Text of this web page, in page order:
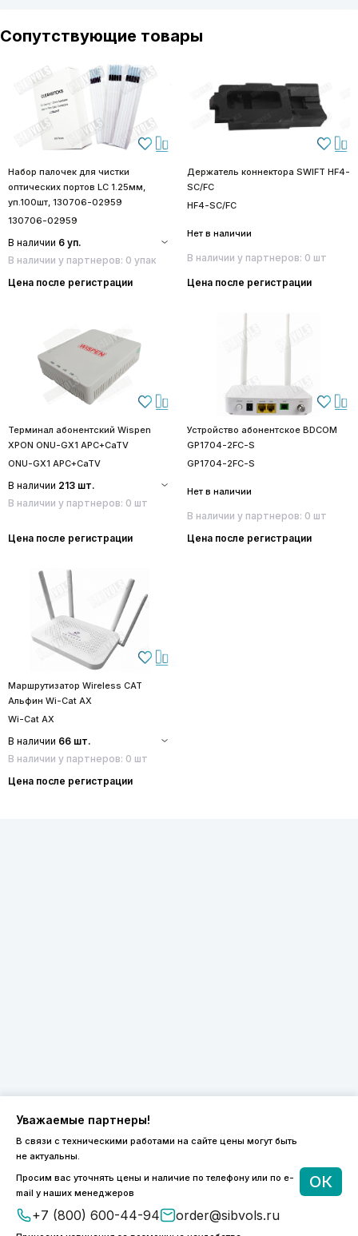
Сопутствующие товары
Набор палочек для чистки
оптических портов LC 1.25мм,
уп.100шт, 130706-02959
130706-02959
В наличии 6 уп.
В наличии у партнеров: 0 упак
Цена после регистрации
Держатель коннектора SWIFT HF4-
SC/FC
HF4-SC/FC
Нет в наличии
В наличии у партнеров: 0 шт
Цена после регистрации
Терминал абонентский Wispen
XPON ONU-GX1 APC+CaTV
ONU-GX1 APC+CaTV
В наличии 213 шт.
В наличии у партнеров: 0 шт
Цена после регистрации
Устройство абонентское BDCOM
GP1704-2FC-S
GP1704-2FC-S
Нет в наличии
В наличии у партнеров: 0 шт
Цена после регистрации
Маршрутизатор Wireless CAT
Альфин Wi-Cat AX
Wi-Cat AX
В наличии 66 шт.
В наличии у партнеров: 0 шт
Цена после регистрации
Уважаемые партнеры!
В связи с техническими работами на сайте цены могут быть
не актуальны.
Просим вас уточнять цены и наличие по телефону или по e-
mail у наших менеджеров
+7 (800) 600-44-94 order@sibvols.ru
ОК
8 (800) 600-44-94
ПН-ПТ 9:00 - 18:00
order@sibvols.ru